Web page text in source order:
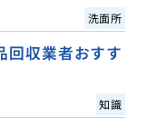
洗面所
回収業者おすす
知識